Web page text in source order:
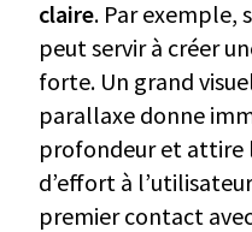
claire. Par exemple,
peut servir à créer
forte. Un grand
parallaxe donne
profondeur et attire
d’effort à
premier contact